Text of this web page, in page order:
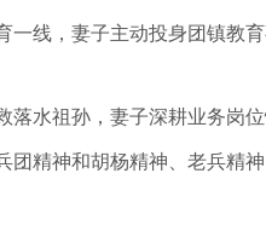
线，妻子主动投身团镇教
祖孙，妻子深耕业务岗位
神和胡杨精神、老兵精